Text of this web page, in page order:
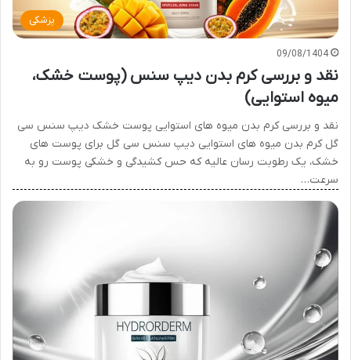
پزشکی
09/08/1404
نقد و بررسی کرم بدن دیپ سنس (پوست خشک،
میوه استوایی)
نقد و بررسی کرم بدن میوه های استوایی پوست خشک دیپ سنس سی
گل کرم بدن میوه های استوایی دیپ سنس سی گل برای پوست های
خشک، یک رطوبت رسان عالیه که حس کشیدگی و خشکی پوست رو به
سرعت…